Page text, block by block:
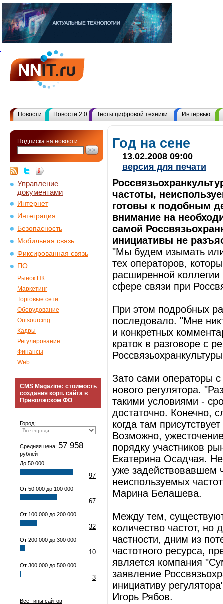
Новости Новости 2.0 Тесты цифровой техники Интервью
Подписка на новости:
Управление
документами
Интернет
Интеграция
Безопасность
Мобильная связь
Фиксированная связь
ПО
Рынок ПК
Маркетинг
Торговые сети
Оборудование
Outsourcing
Кадры
Регулирование
Финансы
Web
CMS Magazine: стоимость
создания корп. сайта в
Приволжском ФО
Город:
Средняя цена: 57 958
рублей
До 50 000
97
От 50 000 до 100 000
67
От 100 000 до 200 000
32
От 200 000 до 300 000
10
От 300 000 до 500 000
3
Все типы сайтов
Год на сене
13.02.2008 09:00
версия для печати
частоты,
готовы к подобным
внимание на
самой
инициативы не
"Мы будем изымать
тех операторов,
расширенной
сфере связи при
При этом подробных
последовало. "Мне
и конкретных
краток в разговоре с
Зато сами операторы
нового регулятора.
такими условиями -
достаточно. Конечно,
когда там
Возможно,
порядку участников
Екатерина Осадчая.
уже задействовавшем
неиспользуемых
Марина Белашева.
Между тем,
количество частот, но
частности, дним из
частотного ресурса,
является компания
заявление
инициативу
Игорь Рябов.